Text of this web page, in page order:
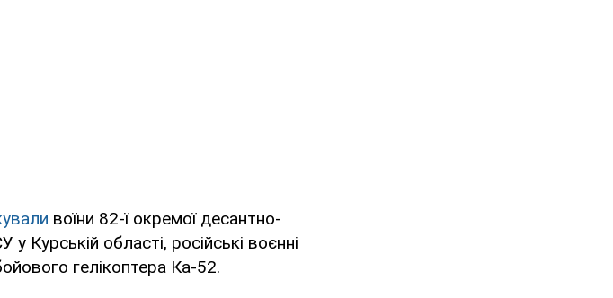
воїни 82-ї окремої десантно-
Курській області, російські воєнні
гелікоптера Ка-52.